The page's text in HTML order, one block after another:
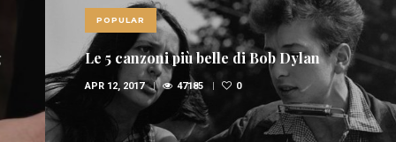
POPULAR
Le 5 canzoni più belle di Bob Dylan
APR 12, 2017 47185 0